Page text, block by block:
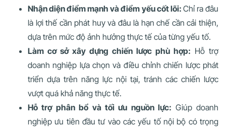
Nhận diện điểm mạnh và điểm yếu cốt lõi: Chỉ ra đâu
là lợi thế cần phát huy và đâu là hạn chế cần cải thiện,
dựa trên mức độ ảnh hưởng thực tế của từng yếu tố.
Làm cơ sở xây dựng chiến lược phù hợp: Hỗ trợ
doanh nghiệp lựa chọn và điều chỉnh chiến lược phát
triển dựa trên năng lực nội tại, tránh các chiến lược
vượt quá khả năng thực tế.
Hỗ trợ phân bổ và tối ưu nguồn lực: Giúp doanh
nghiệp ưu tiên đầu tư vào các yếu tố nội bộ có trọng